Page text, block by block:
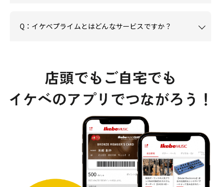
Q：イケベプライムとはどんなサービスですか？